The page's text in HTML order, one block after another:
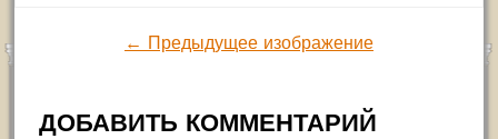
← Предыдущее изображение
ДОБАВИТЬ КОММЕНТАРИЙ